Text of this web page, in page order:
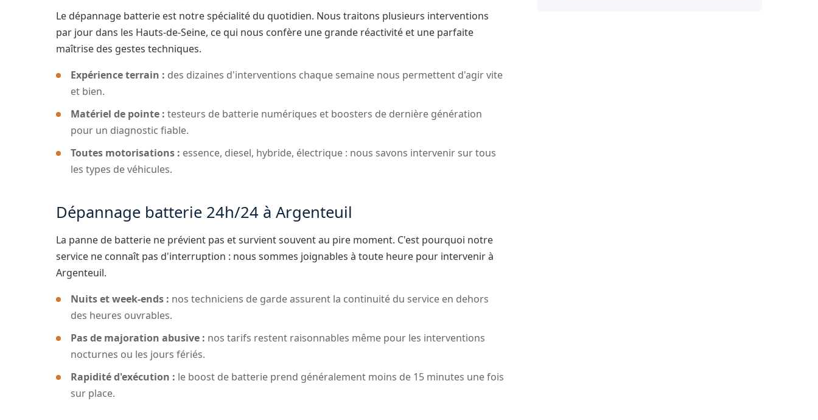
Le dépannage batterie est notre spécialité du quotidien. Nous traitons plusieurs interventions
par jour dans les Hauts-de-Seine, ce qui nous confère une grande réactivité et une parfaite
maîtrise des gestes techniques.
Expérience terrain : des dizaines d'interventions chaque semaine nous permettent d'agir vite
et bien.
Matériel de pointe : testeurs de batterie numériques et boosters de dernière génération
pour un diagnostic fiable.
Toutes motorisations : essence, diesel, hybride, électrique : nous savons intervenir sur tous
les types de véhicules.
Dépannage batterie 24h/24 à Argenteuil
La panne de batterie ne prévient pas et survient souvent au pire moment. C'est pourquoi notre
service ne connaît pas d'interruption : nous sommes joignables à toute heure pour intervenir à
Argenteuil.
Nuits et week-ends : nos techniciens de garde assurent la continuité du service en dehors
des heures ouvrables.
Pas de majoration abusive : nos tarifs restent raisonnables même pour les interventions
nocturnes ou les jours fériés.
Rapidité d'exécution : le boost de batterie prend généralement moins de 15 minutes une fois
sur place.